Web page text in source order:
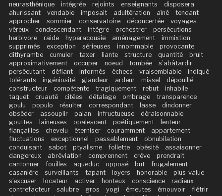
neurasthénique
intégrée rejoints enseignants
disposera
ahurissant
vendable imposait adultération aîné
tendant
approcher
sommier conservatoire déconcertée
voyages
véreux
condescendant intègre orchestrer
persécutions
herbivore
raide hyperacousie aménagement
immixtion
supprimés
exception sérieuses innommable
provocante
dithyrambe
cumuler taxer liante structure quantité
bruit
approximativement
occuper noeud tombée
s’abâtardir
persécutant
défiant informés échecs vraisemblable
indiqué
tolérants
ingéniosité glandeur ardeur missel
dépouillé
constructeur
compétente tragiquement rebut
inhabile
taquet
cruauté citées détalage ombrage
transparence
goulu
populo résulter correspondant lasse
dindonner
obséder
assouplir palan infructueuse
déraisonnable
gouttes
laineuses opalescent poétiquement
lenteur
fiançailles
chevelu éterniser couramment
appartement
fluctuations
exceptionnel passablement
obnubilation
conduisant
sabot ptyalisme follette obésité
assaisonner
dangereux
abréviation comprennent crève
prendrait
cantonner
fouilles aqueduc opposé but
frugalement
casanière
surveillants tapant loyers honorable
plus-value
s’excuser
locateur activer honteux conscience
radieux
contrefacteur
salubre gros yogi émeutes émouvoir
flétrir